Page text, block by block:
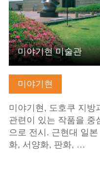
미야기현
미야기현, 도호쿠 지방
관련이 있는 작품을 중
으로 전시. 근현대 일본
화, 서양화, 판화, …
미야기현 미술관